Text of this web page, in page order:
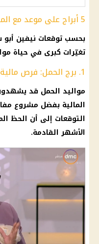
5 أبراج على موعد مع المال والثراء المفاجئ
بحسب توقعات نيفين أبو
تغيّرات كبرى في حياة
1. برج الحمل: فرص مالية غير متوقعة
مواليد الحمل قد
المالية بفضل مشروع
التوقعات إلى أن الحظ
الأشهر القادمة.